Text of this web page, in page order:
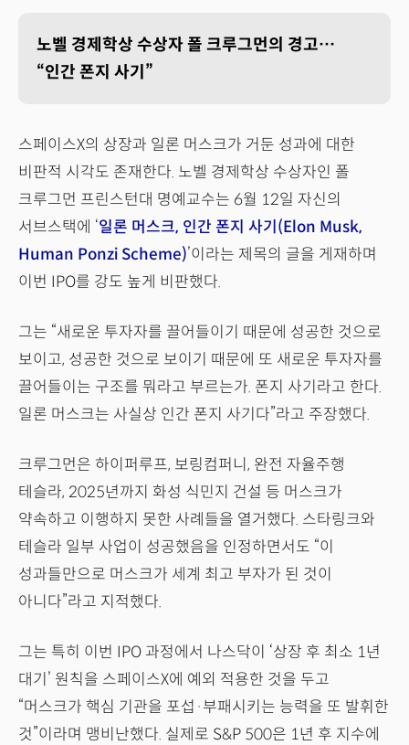
노벨 경제학상 수상자 폴 크루그먼의 경고…
“인간 폰지 사기”
스페이스X의 상장과 일론 머스크가 거둔 성과에 대한
비판적 시각도 존재한다. 노벨 경제학상 수상자인 폴
크루그먼 프린스턴대 명예교수는 6월 12일 자신의
서브스택에 ‘일론 머스크, 인간 폰지 사기(Elon Musk,
Human Ponzi Scheme)’이라는 제목의 글을 게재하며
이번 IPO를 강도 높게 비판했다.
그는 “새로운 투자자를 끌어들이기 때문에 성공한 것으로
보이고, 성공한 것으로 보이기 때문에 또 새로운 투자자를
끌어들이는 구조를 뭐라고 부르는가. 폰지 사기라고 한다.
일론 머스크는 사실상 인간 폰지 사기다”라고 주장했다.
크루그먼은 하이퍼루프, 보링컴퍼니, 완전 자율주행
테슬라, 2025년까지 화성 식민지 건설 등 머스크가
약속하고 이행하지 못한 사례들을 열거했다. 스타링크와
테슬라 일부 사업이 성공했음을 인정하면서도 “이
성과들만으로 머스크가 세계 최고 부자가 된 것이
아니다”라고 지적했다.
그는 특히 이번 IPO 과정에서 나스닥이 ‘상장 후 최소 1년
대기’ 원칙을 스페이스X에 예외 적용한 것을 두고
“머스크가 핵심 기관을 포섭·부패시키는 능력을 또 발휘한
것”이라며 맹비난했다. 실제로 S&P 500은 1년 후 지수에